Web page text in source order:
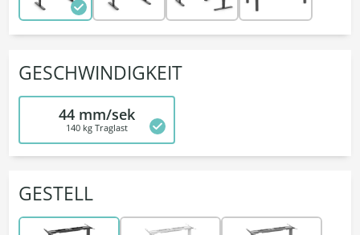
GESCHWINDIGKEIT
44 mm/sek
140 kg Traglast
GESTELL